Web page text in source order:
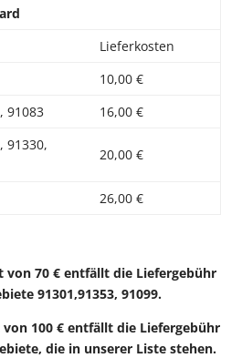
Lieferkosten
10,00 €
91083
16,00 €
91330,
20,00 €
26,00 €
von 70 € entfällt die Liefergebühr
91301,91353, 91099.
100 € entfällt die Liefergebühr
die in unserer Liste stehen.